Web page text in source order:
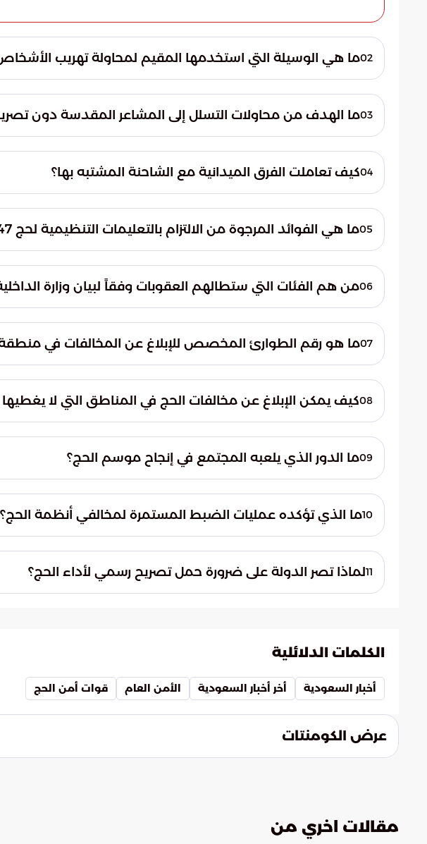
02ما هي الوسيلة التي استخدمها المقيم لمحاولة تهريب
وفراغات داخل الشاحنة صممت خصيصاً لتجاوز نقاط التفتيش
المقدسة.
03ما الهدف من محاولات التسلل إلى المشاعر المقدسة دون
الحج دون امتلاك التصاريح الرسمية التي تفرضها الدولة، وهو04كيف تعاملت الفرق الميدانية مع الشاحنة المشتبه بها؟
بعد الاشتباه بوضعها، وأجرت تفتيشاً دقيقاً كشف عن الأشخاص
السائق والمخالفين لاتخاذ الإجراءات القانونية.
05ما هي الفوائد المرجوة من الالتزام بالتعليمات التنظيمية لحج 1447هـ؟
إلى تقليل المخاطر الصحية والأمنية، ويضمن تقديم الخدمات
والراحة والأمان طوال فترة الموسم.
06من هم الفئات التي ستطالهم العقوبات وفقاً لبيان وزارة
تصاريح حج رسمية، بالإضافة إلى أي فرد يحاول ممارسة المناسك
المعتمدة لهذا العام.
07ما هو رقم الطوارئ المخصص للإبلاغ عن المخالفات في
مخالفات يتم رصدها في مناطق مكة المكرمة والمدينة المنورة
لضمان التعامل السريع والاحترافي مع البلاغات.
08كيف يمكن الإبلاغ عن مخالفات الحج في المناطق التي لا يغطيها
خصصت الجهات الأمنية الرقم (999) لاستقبال
والتعامل معها فوراً.
09ما الدور الذي يلعبه المجتمع في إنجاح موسم الحج؟
الالتزام الفردي بالأنظمة والمساهمة الفعالة عبر الإبلاغ الفوري
القوانين المنظمة للحج.
10ما الذي تؤكده عمليات الضبط المستمرة لمخالفي أنظمة الحج؟
إلى منع أي تجاوزات قد تؤثر على أمن الحجيج، كما تعكس القدرة 11لماذا تصر الدولة على ضرورة حمل تصريح رسمي لأداء الحج؟
الذين التزموا بالمسارات النظامية.
الكلمات الدلائلية
أخبار السعودية أخر أخبار السعودية الأمن العام قوات أمن الحج
عرض الكومنتات
مقالات اخري من